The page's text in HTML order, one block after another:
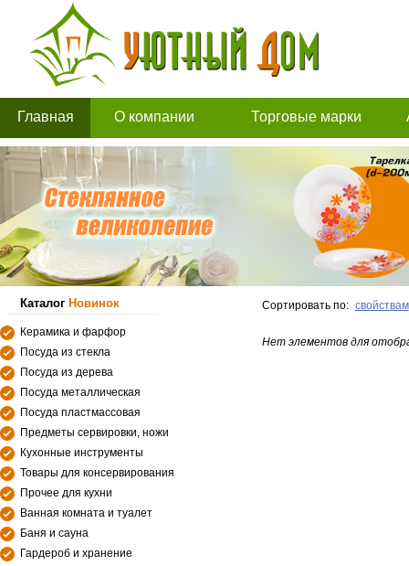
Главная О компании Торговые марки
Каталог Новинок
Керамика и фарфор
Посуда из стекла
Посуда из дерева
Посуда металлическая
Посуда пластмассовая
Предметы сервировки, ножи
Кухонные инструменты
Товары для консервирования
Прочее для кухни
Ванная комната и туалет
Баня и сауна
Гардероб и хранение
Сортировать по: свойствам
Нет элементов для